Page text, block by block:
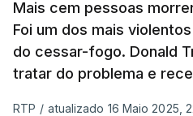
Mais cem pessoas
Foi um dos mais
do cessar-fogo. Donald
tratar do problema e
RTP / atualizado 16 Maio 2025,